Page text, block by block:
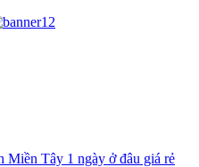
Miền Tây 1 ngày ở đâu giá rẻ